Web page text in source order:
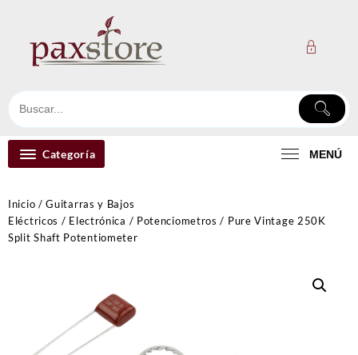
contenido
Categoría MENÚ
Inicio /Guitarras y Bajos
Eléctricos / Electrónica / Potenciometros / Pure Vintage 250K
Split Shaft Potentiometer